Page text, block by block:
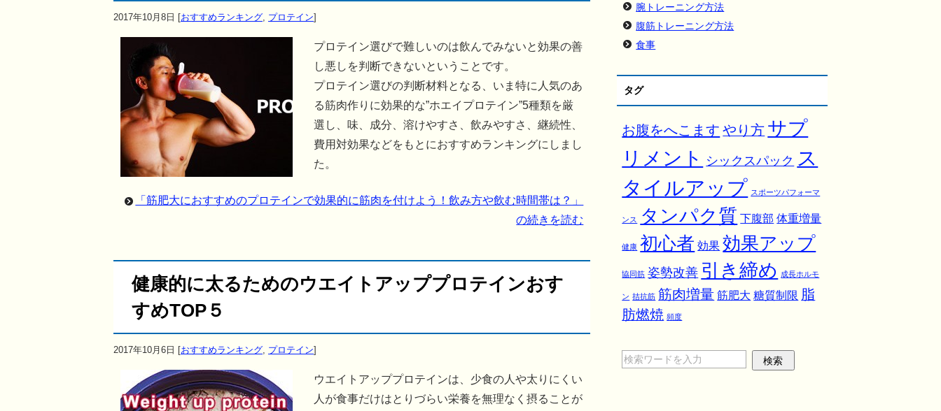
2017年10月8日 [おすすめランキング, プロテイン]
プロテイン選びで難しいのは飲んでみないと効果の善
し悪しを判断できないということです。
プロテイン選びの判断材料となる、いま特に人気のあ
る筋肉作りに効果的な”ホエイプロテイン”5種類を厳
選し、味、成分、溶けやすさ、飲みやすさ、継続性、
費用対効果などをもとにおすすめランキングにしまし
た。
「筋肥大におすすめのプロテインで効果的に筋肉を付けよう！飲み方や飲む時間帯は？」
の続きを読む
健康的に太るためのウエイトアッププロテインおす
すめTOP５
2017年10月6日 [おすすめランキング プロテイン]
ウエイトアッププロテインは、少食の人や太りにくい
人が食事だけはとりづらい栄養を無理なく摂ることが
腕トレーニング方法
腹筋トレーニング方法
食事
タグ
お腹をへこます やり方 サプ
リメント
シックスパック ス
タイルアップ スポーツパフォーマ
ンス タンパク質 下腹部 体重増量
健康 初心者 効果 効果アップ
協同筋 姿勢改善 引き締め 成長ホルモ
ン 拮抗筋 筋肉増量 筋肥大 糖質制限 脂
肪燃焼 頻度